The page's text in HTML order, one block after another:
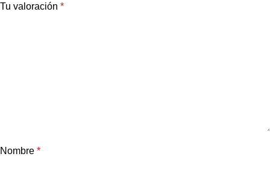
Tu valoración *
Nombre *